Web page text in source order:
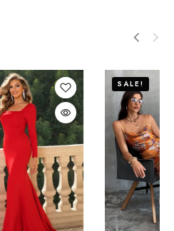
SALE!